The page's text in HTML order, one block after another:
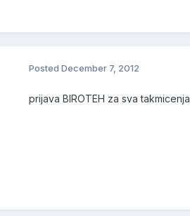
Posted December 7, 2012
prijava BIROTEH za sva takmicenja